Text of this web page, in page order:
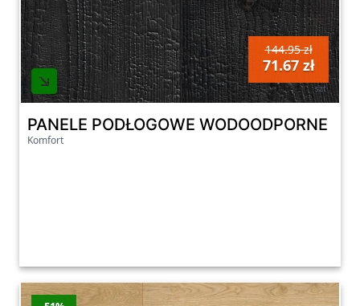
144.95 zł
71.67 zł
szt
PANELE PODŁOGOWE WODOODPORNE
Komfort